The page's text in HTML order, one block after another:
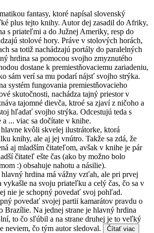
fantasy, ktoré napísal slovenský
plus tejto knihy. Autor dej zasadil do Afriky,
s priateľmi a do Južnej Ameriky, resp do
stolové hory. Práve v stolových horách,
sa totiž nachádzajú portály do paralelných
hrdina sa pomocou svojho zmyznutého
dostane k premiestňovaciemu zariadeniu,
sám verí sa mu podarí nájsť svojho strýka.
systém fungovania premiestňovacieho
skutočnosti, nachádza tajný priestor v
tajomné dievča, ktroé sa zjaví z ničoho a
hľadať svojho strýka. Odcestujú teda s
... viac sa dočítate v knihe.
kvôli skvelej ilustrátorke, ktorá
knihy, ale aj jej vnútro. Takže sa zdá, že
aj mladším čitateľom, avšak v knihe je pár
čitateľ ešte čas (ako by možno bolo
:) obsahuje nahotu a násilie).
hrdina má vážny vzťah, ale pri prvej
vykašle na svoju priateľku a celý čas, čo sa v
nie je schopný povedať svoj pohľad.
povedať svojej partii kamarátov pravdu o
Brazílie. Na jednej strane je hlavný hrdina
to čo sľúbil a na strane druhej je to veľký
neviem, čo tým autor sledoval.
Čítať viac